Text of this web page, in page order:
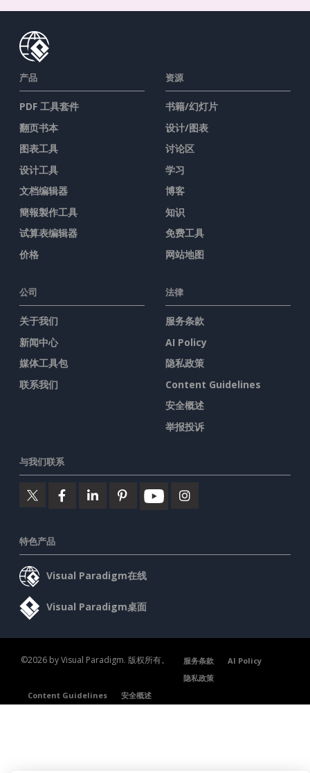
产品
PDF 工具套件
翻页书本
图表工具
设计工具
文档编辑器
簡報製作工具
试算表编辑器
价格
资源
书籍/幻灯片
设计/图表
讨论区
学习
博客
知识
免费工具
网站地图
公司
关于我们
新闻中心
媒体工具包
联系我们
法律
服务条款
AI Policy
隐私政策
Content Guidelines
安全概述
举报投诉
与我们联系
特色产品
Visual Paradigm在线
Visual Paradigm桌面
©2026 by Visual Paradigm. 版权所有。 服务条款
AI Policy
隐私政策
Content Guidelines
安全概述